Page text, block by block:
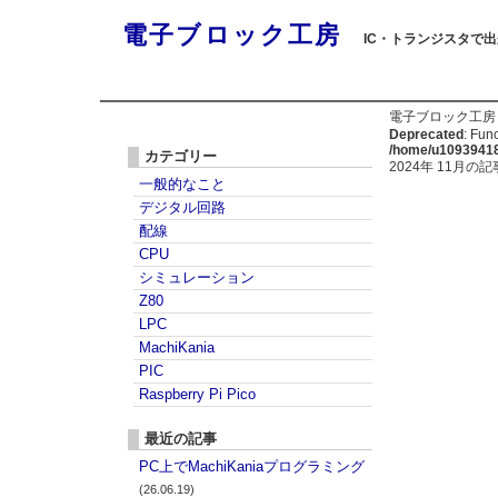
電子ブロック工房 IC・トランジスタで
電子ブロック工
Deprecated :
/home/
2024年 11月の記
カテゴリー
一般的なこと
デジタル回路
配線
CPU
シミュレーション
Z80
LPC
MachiKania
PIC
Raspberry Pi Pico
最近の記事
PC上でMachiKaniaプログラミング
(26.06.19)